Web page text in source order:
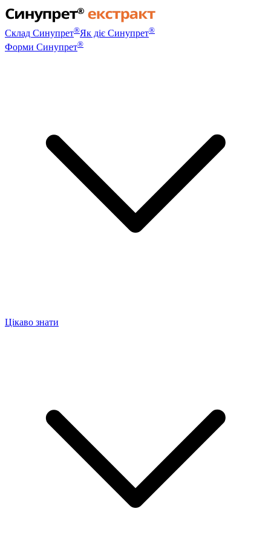
Склад Синупрет®Як діє Синупрет®
Форми Синупрет®
Цікаво знати